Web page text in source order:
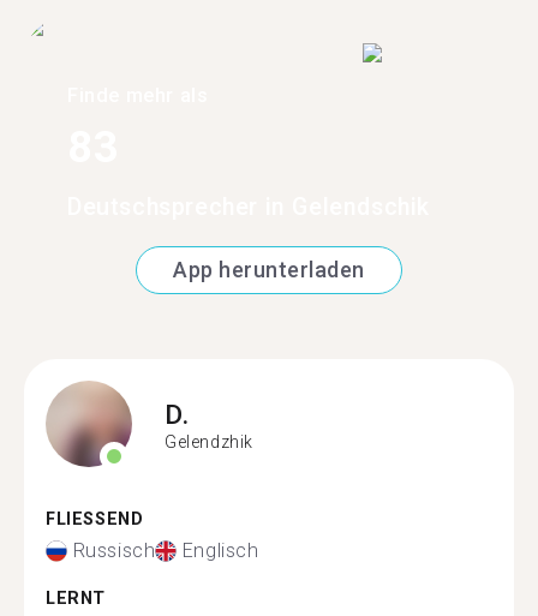
App herunterladen
D.
Gelendzhik
FLIESSEND
Russisch Englisch
LERNT